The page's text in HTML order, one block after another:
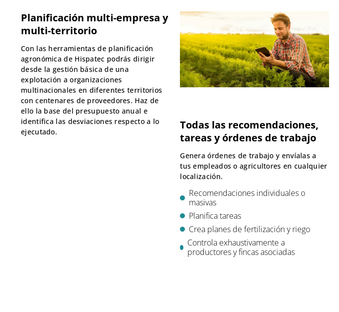
Planificación multi-empresa y
multi-territorio
Con las herramientas de planificación
agronómica de Hispatec podrás dirigir
desde la gestión básica de una
explotación a organizaciones
multinacionales en diferentes territorios
con centenares de proveedores. Haz de
ello la base del presupuesto anual e
identifica las desviaciones respecto a lo
ejecutado.
Todas las recomendaciones,
tareas y órdenes de trabajo
Genera órdenes de trabajo y envíalas a
tus empleados o agricultores en cualquier
localización.
Recomendaciones individuales o
masivas
Planifica tareas
Crea planes de fertilización y riego
Controla exhaustivamente a
productores y fincas asociadas